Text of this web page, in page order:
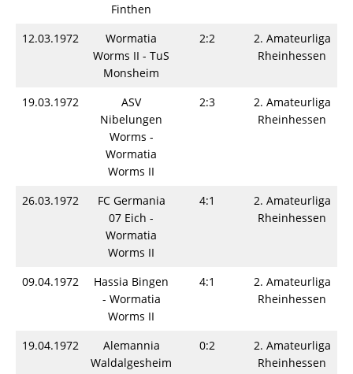
Finthen
12.03.1972
Wormatia
Worms II - TuS
Monsheim
2:2
2. Amateurliga
Rheinhessen
19.03.1972
ASV
Nibelungen
Worms -
Wormatia
Worms II
2:3
2. Amateurliga
Rheinhessen
26.03.1972
FC Germania
07 Eich -
Wormatia
Worms II
4:1
2. Amateurliga
Rheinhessen
09.04.1972
Hassia Bingen
- Wormatia
Worms II
4:1
2. Amateurliga
Rheinhessen
19.04.1972
Alemannia
Waldalgesheim
0:2
2. Amateurliga
Rheinhessen